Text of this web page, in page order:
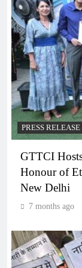
PRESS RELEASE
GTTCI
Honour of
New Delhi
7 months ago